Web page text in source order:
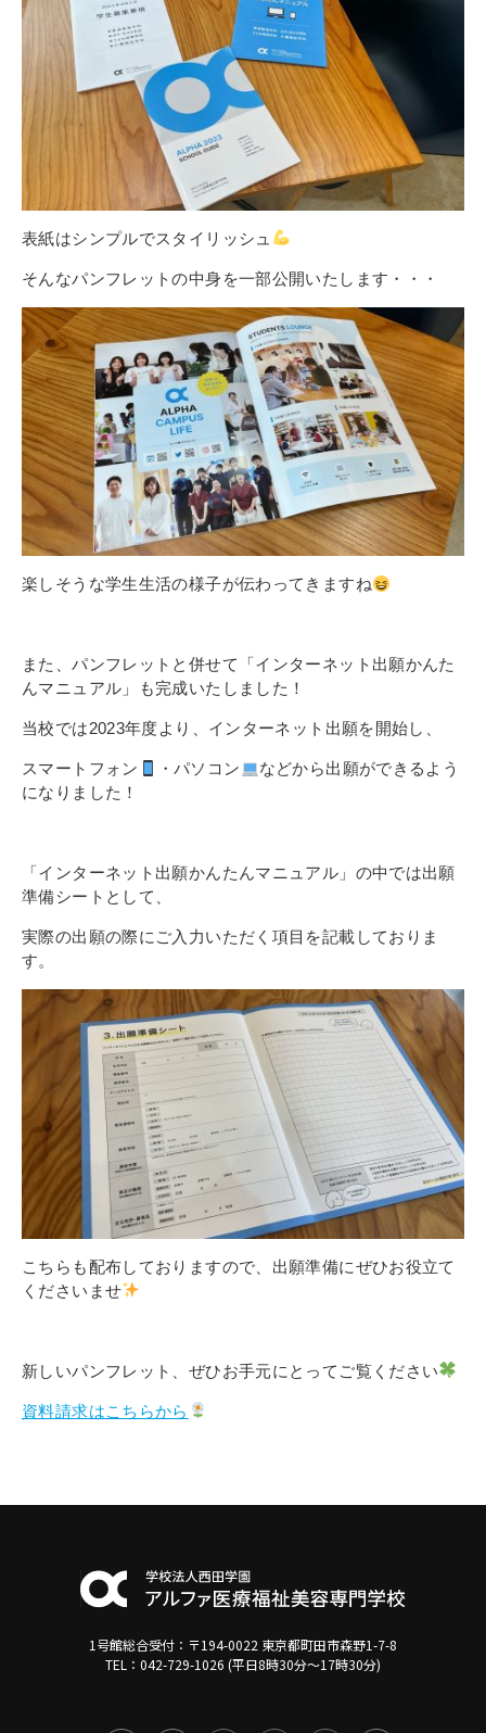
1号館総合受付：〒194-0022 東京都町田市森野1-7-8
TEL：042-729-1026 (平日8時30分〜17時30分)
表紙はシンプルでスタイリッシュ
そんなパンフレットの中身を一部公開いたします・・・
楽しそうな学生生活の様子が伝わってきますね
また、パンフレットと併せて「インターネット出願かんた
んマニュアル」も完成いたしました！
当校では2023年度より、インターネット出願を開始し、
スマートフォン ・パソコン
などから出願ができるよう
になりました！
「インターネット出願かんたんマニュアル」の中では出願
準備シートとして、
実際の出願の際にご入力いただく項目を記載しておりま
す。
こちらも配布しておりますので、出願準備にぜひお役立て
くださいませ
新しいパンフレット、ぜひお手元にとってご覧ください
資料請求はこちらから
1号館総合受付：〒194-0022 東京都町田市森野1-7-8
TEL：042-729-1026 (平日8時30分〜17時30分)